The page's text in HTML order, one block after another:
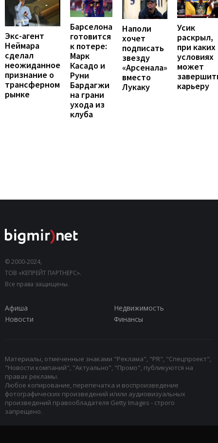
Экс-агент
Неймара
сделал
неожиданное
признание о
трансферном
рынке
Барселона
готовится
к потере:
Марк
Касадо и
Руни
Бардагжи
на грани
ухода из
клуба
Наполи
хочет
подписать
звезду
«Арсенала»
вместо
Лукаку
Усик
раскрыл,
при каких
условиях
может
карьеру
© 2000-2024,
ТОВ «КЕПРЕЙТ ПАРТНЕРС».
Все права защищены.
Афиша
Недвижимость
Новости
Финансы
Материалы, отмеченные знаками "Реклама", "PR", "Спецпроект",
"Новости компаний", "Актуально", "Промо", публикуются на
правах рекламы.
Любое копирование, перепечатка и воспроизведение
фотографических произведений и/или аудиовизуальных
произведений правообладателя Getty Images - строго
запрещено.